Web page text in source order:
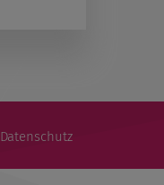
Datenschutz